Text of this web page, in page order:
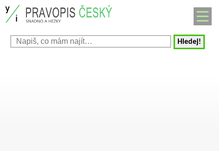
Hledej!